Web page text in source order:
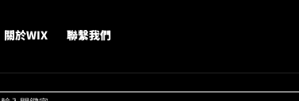
關於WIX 聯繫我們